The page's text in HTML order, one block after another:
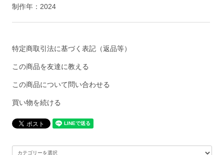
制作年：2024
特定商取引法に基づく表記（返品等）
この商品を友達に教える
この商品について問い合わせる
買い物を続ける